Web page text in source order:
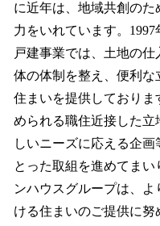
に近年は、地域共創の
力をいれています。
戸建事業では、土地の
体の体制を整え、便利
住まいを提供しており
められる職住近接した
しいニーズに応える企
とった取組を進めてま
ンハウスグループは、
ける住まいのご提供に努